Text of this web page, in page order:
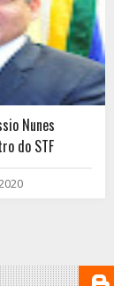
Nunes
do STF